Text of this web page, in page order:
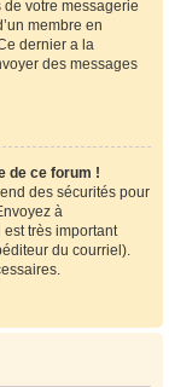
votre messagerie
membre en
dernier a la
des messages
de ce forum !
des sécurités pour
à
est très important
du courriel).